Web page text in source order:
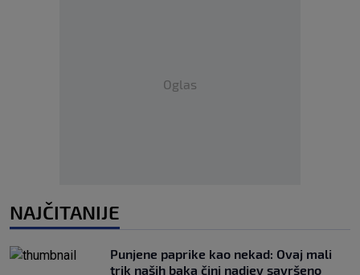
Oglas
NAJČITANIJE
Punjene paprike kao nekad: Ovaj mali
trik naših baka čini nadjev savršeno